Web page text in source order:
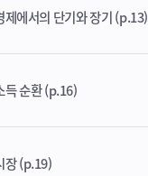
에서의 단기와 장기 (p.13)
득 순환 (p.16)
장 (p.19)